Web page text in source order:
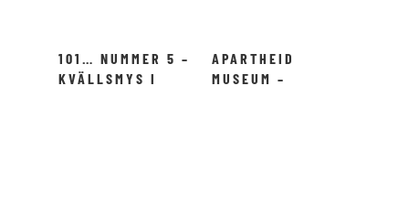
101… NUMMER 5 –
KVÄLLSMYS I
APARTHEID
MUSEUM –